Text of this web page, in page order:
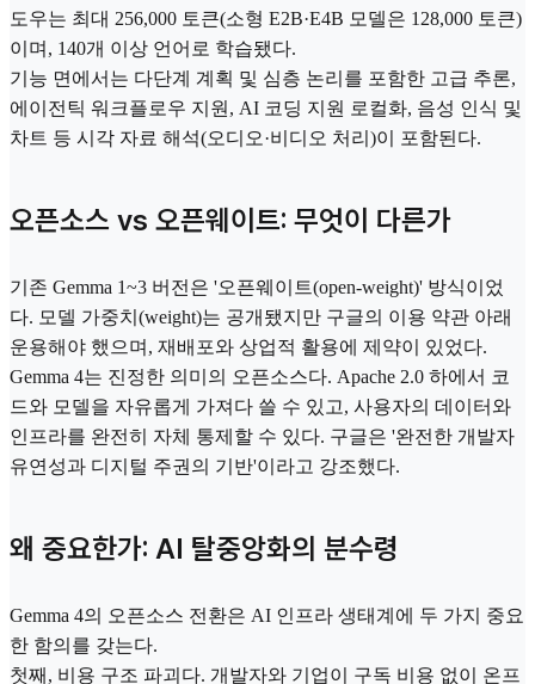
도우는 최대 256,000 토큰(소형 E2B·E4B 모델은 128,000 토큰)
이며, 140개 이상 언어로 학습됐다.
기능 면에서는 다단계 계획 및 심층 논리를 포함한 고급 추론,
에이전틱 워크플로우 지원, AI 코딩 지원 로컬화, 음성 인식 및
차트 등 시각 자료 해석(오디오·비디오 처리)이 포함된다.
오픈소스 vs 오픈웨이트: 무엇이 다른가
기존 Gemma 1~3 버전은 '오픈웨이트(open-weight)' 방식이었
다. 모델 가중치(weight)는 공개됐지만 구글의 이용 약관 아래
운용해야 했으며, 재배포와 상업적 활용에 제약이 있었다.
Gemma 4는 진정한 의미의 오픈소스다. Apache 2.0 하에서 코
드와 모델을 자유롭게 가져다 쓸 수 있고, 사용자의 데이터와
인프라를 완전히 자체 통제할 수 있다. 구글은 '완전한 개발자
유연성과 디지털 주권의 기반'이라고 강조했다.
왜 중요한가: AI 탈중앙화의 분수령
Gemma 4의 오픈소스 전환은 AI 인프라 생태계에 두 가지 중요
한 함의를 갖는다.
첫째, 비용 구조 파괴다. 개발자와 기업이 구독 비용 없이 온프